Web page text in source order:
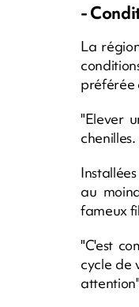
-
La
préférée
"Elever
chenilles.
au
fameux
"C'est
cycle de